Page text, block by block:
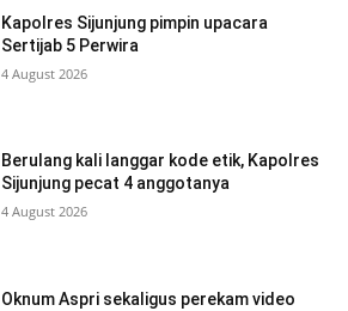
Kapolres Sijunjung pimpin upacara
Sertijab 5 Perwira
4 August 2026
Berulang kali langgar kode etik, Kapolres
Sijunjung pecat 4 anggotanya
4 August 2026
Oknum Aspri sekaligus perekam video